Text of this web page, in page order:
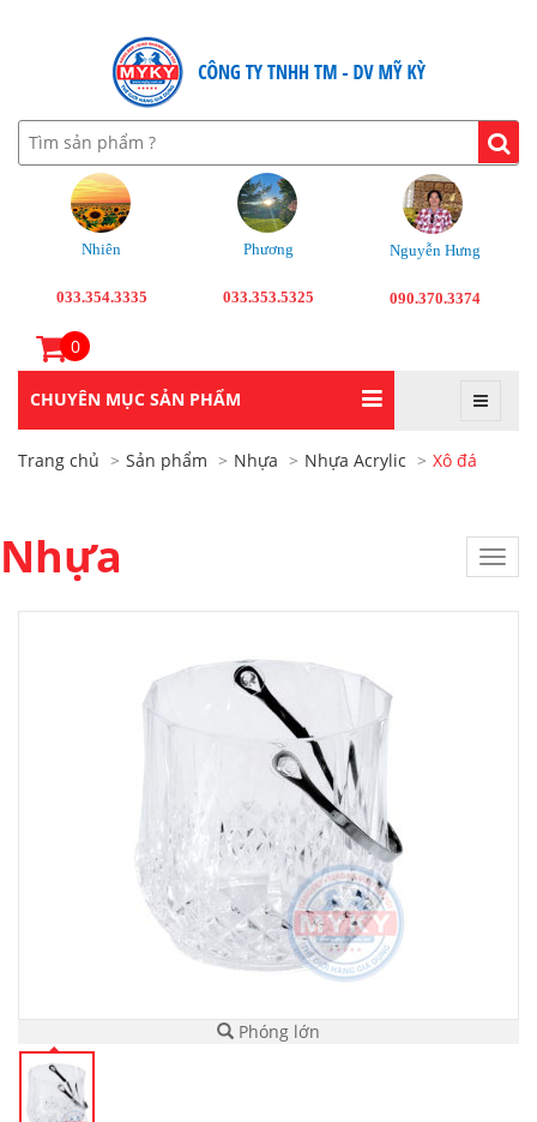
Nhiên
033.354.3335
Phương
033.353.5325
Nguyễn Hưng
090.370.3374
0
CHUYÊN MỤC SẢN PHẨM
Trang chủ Sản phẩm Nhựa Nhựa Acrylic Xô đá
Nhựa
Phóng lớn